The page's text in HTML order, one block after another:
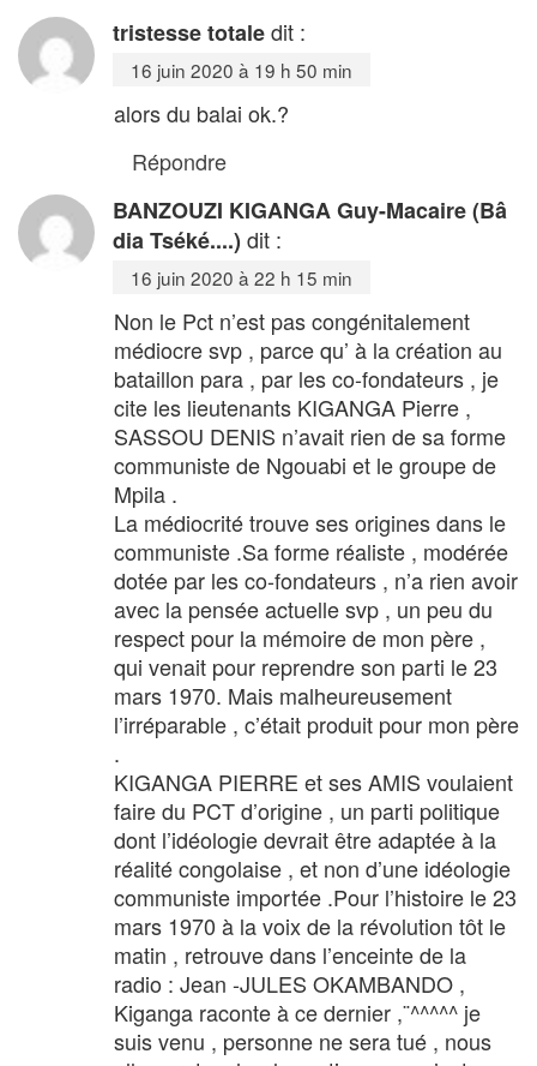
tristesse totaledit :
16 juin 2020 à 19 h 50 min
alors du balai ok.?
Répondre
BANZOUZI KIGANGA Guy-Macaire (Bâ
dia Tséké....) dit :
16 juin 2020 à 22 h 15 min
Non le Pct n’est pas congénitalement
médiocre svp , parce qu’ à la création au
bataillon para , par les co-fondateurs , je
cite les lieutenants KIGANGA Pierre ,
SASSOU DENIS n’avait rien de sa forme
communiste de Ngouabi et le groupe de
Mpila .
La médiocrité trouve ses origines dans le
communiste .Sa forme réaliste , modérée
dotée par les co-fondateurs , n’a rien avoir
avec la pensée actuelle svp , un peu du
respect pour la mémoire de mon père ,
qui venait pour reprendre son parti le 23
mars 1970. Mais malheureusement
l’irréparable , c’était produit pour mon père
.
KIGANGA PIERRE et ses AMIS voulaient
faire du PCT d’origine , un parti politique
dont l’idéologie devrait être adaptée à la
réalité congolaise , et non d’une idéologie
communiste importée .Pour l’histoire le 23
mars 1970 à la voix de la révolution tôt le
matin , retrouve dans l’enceinte de la
radio : Jean -JULES OKAMBANDO ,
Kiganga raconte à ce dernier ,¨^^^^^ je
suis venu , personne ne sera tué , nous